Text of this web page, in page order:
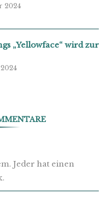
2024
„Yellowface“ wird zur
Jeder hat einen